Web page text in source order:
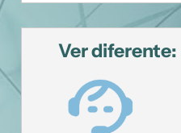
Ver diferente: